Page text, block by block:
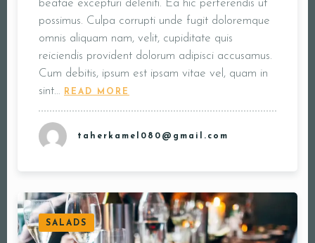
beatae excepturi deleniti. Ea hic perferendis ut
possimus. Culpa corrupti unde fugit doloremque
omnis aliquam nam, velit, cupiditate quis
reiciendis provident dolorum adipisci accusamus.
Cum debitis, ipsum est ipsam vitae vel, quam in
sint…
READ MORE
taherkamel080@gmail.com
SALADS